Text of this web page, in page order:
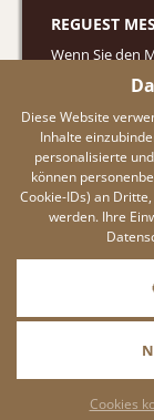
Diese Website
Inhalte
personalisierte
können
Cookie-IDs) an
werden. Ihre
Cookies
REGUEST
Wenn Sie den
nutzen möchten
die Cookies
wenn Sie
"ADDITIVE